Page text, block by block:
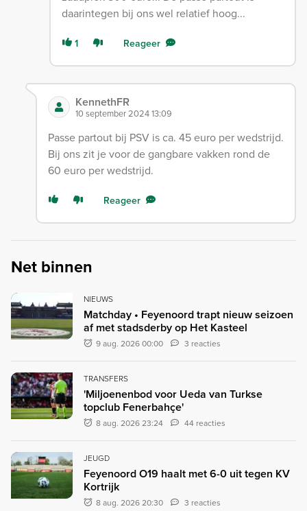
daarintegen bij ons wel relatief hoog...
1 Reageer
KennethFR
10 september 2024 13:09
Passe partout bij PSV is ca. 45 euro per wedstrijd.
Bij ons zit je voor de gangbare vakken rond de
60 euro per wedstrijd.
Reageer
Net binnen
NIEUWS
Matchday • Feyenoord trapt nieuw seizoen
af met stadsderby op Het Kasteel
9 aug. 2026 00:00 3 reacties
TRANSFERS
'Miljoenenbod voor Ueda van Turkse
topclub Fenerbahçe'
8 aug. 2026 23:24 44 reacties
JEUGD
Feyenoord O19 haalt met 6-0 uit tegen KV
Kortrijk
8 aug. 2026 20:30 3 reacties